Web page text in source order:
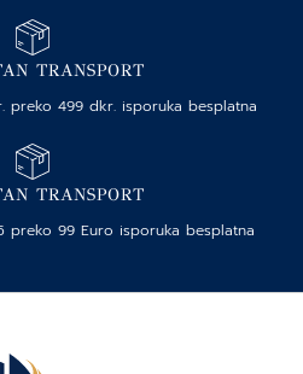
TRANSPORT
preko 499 dkr. isporuka besplatna
TRANSPORT
preko 99 Euro isporuka besplatna